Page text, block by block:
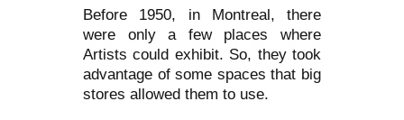
Before 1950, in Montreal, there
were only a few places where
Artists could exhibit. So, they took
advantage of some spaces that big
stores allowed them to use.